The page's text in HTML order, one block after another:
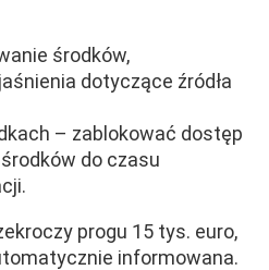
środków,
dotyczące źródła
– zablokować dostęp
do czasu
progu 15 tys. euro,
informowana.